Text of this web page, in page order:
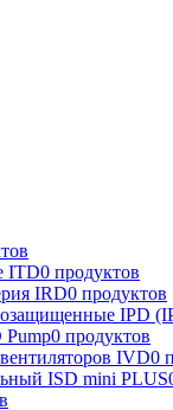
ITD0 продуктов
IRD0 продуктов
IPD
Pump0 продуктов
IVD0
ISD mini PLUS